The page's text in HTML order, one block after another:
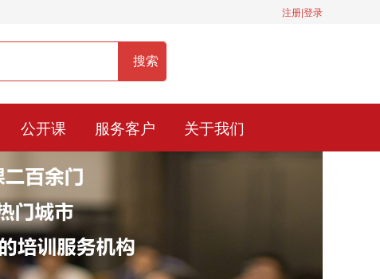
注册|登录
服务热线：400-0900-836
公开课 服务客户 关于我们